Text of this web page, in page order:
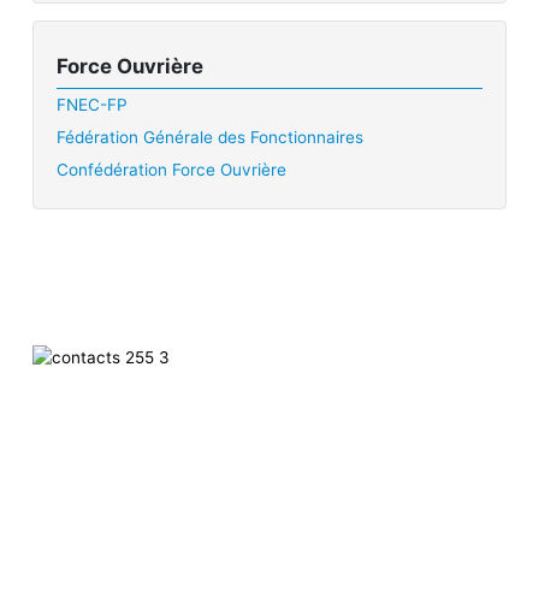
Force Ouvrière
FNEC-FP
Fédération Générale des Fonctionnaires
Confédération Force Ouvrière